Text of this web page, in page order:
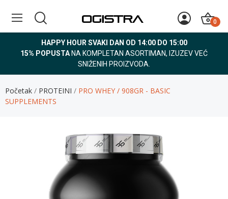
0
HAPPY HOUR SVAKI DAN OD 14:00 DO 15:00
15% POPUSTA NA KOMPLETAN ASORTIMAN, IZUZEV VEĆ
SNIŽENIH PROIZVODA.
Početak PROTEINI
PRO WHEY / 908GR - BASIC
SUPPLEMENTS